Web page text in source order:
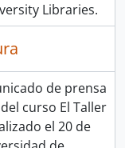
Libraries.
de prensa
curso El Taller
el 20 de